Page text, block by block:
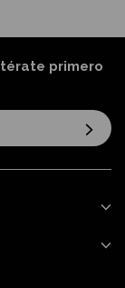
primero